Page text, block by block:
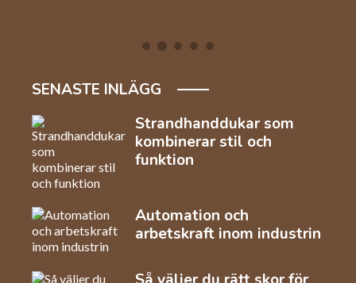
SENASTE INLÄGG
Strandhanddukar som
kombinerar stil och
funktion
Automation och
arbetskraft inom industrin